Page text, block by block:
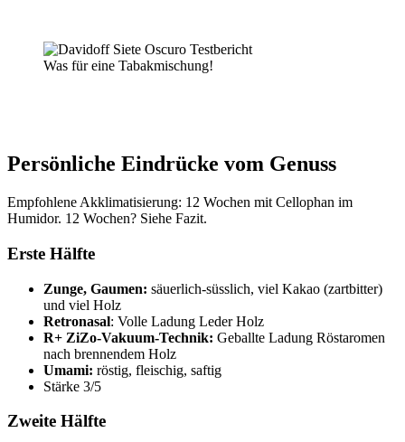
Was für eine Tabakmischung!
Persönliche Eindrücke vom Genuss
Empfohlene Akklimatisierung: 12 Wochen mit Cellophan im
Humidor. 12 Wochen? Siehe Fazit.
Erste Hälfte
Zunge, Gaumen: säuerlich-süsslich, viel Kakao (zartbitter)
und viel Holz
Retronasal: Volle Ladung Leder Holz
R+ ZiZo-Vakuum-Technik: Geballte Ladung Röstaromen
nach brennendem Holz
Umami: röstig, fleischig, saftig
Stärke 3/5
Zweite Hälfte